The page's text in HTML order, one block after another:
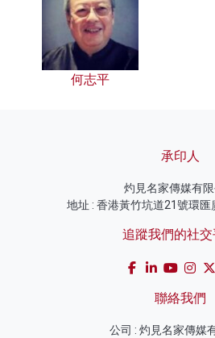
何志平
承印人
灼見名家傳媒有限
地址 : 香港黃竹坑道21號環
追蹤我們的社交
聯絡我們
公司 : 灼見名家傳媒